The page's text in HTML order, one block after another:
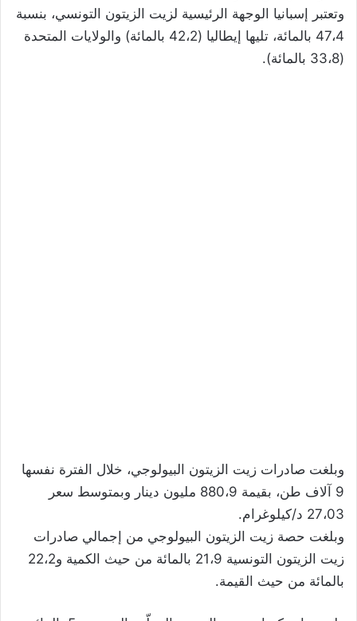
وتعتبر إسبانيا الوجهة الرئيسية لزيت الزيتون التونسي، بنسبة
47،4 بالمائة، تليها إيطاليا (42،2 بالمائة) والولايات المتحدة
(33،8 بالمائة).
وبلغت صادرات زيت الزيتون البيولوجي، خلال الفترة نفسها
9 آلاف طن، بقيمة 880،9 مليون دينار وبمتوسط سعر
27،03 د/كيلوغرام.
وبلغت حصة زيت الزيتون البيولوجي من إجمالي صادرات
زيت الزيتون التونسية 21،9 بالمائة من حيث الكمية و22،2
بالمائة من حيث القيمة.